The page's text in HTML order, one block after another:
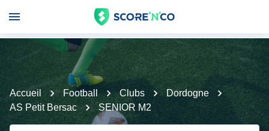
Accueil Football Clubs
Dordogne
AS Petit Bersac
SENIOR M2